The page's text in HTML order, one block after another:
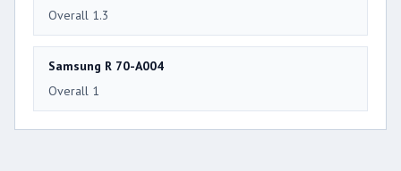
Overall 1.3
Samsung R 70-A004
Overall 1